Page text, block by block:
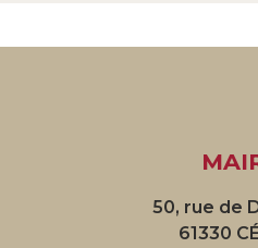
50, rue de
61330